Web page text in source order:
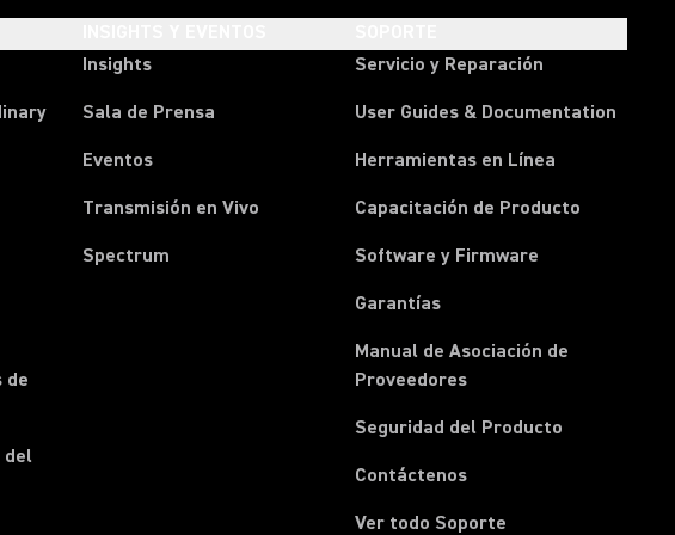
de
del
Insights
Sala de Prensa
Eventos
Transmisión en Vivo
Spectrum
Servicio y Reparación
User Guides & Documentation
Herramientas en Línea
Capacitación de Producto
Software y Firmware
Garantías
Manual de Asociación de
Proveedores(Opens in a new tab)
Seguridad del Producto
Contáctenos(Opens in a new tab)
Ver todo Soporte